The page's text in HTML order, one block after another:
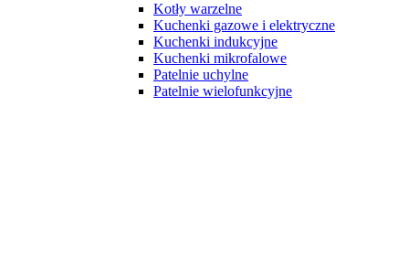
Kotły warzelne
Kuchenki gazowe i elektryczne
Kuchenki indukcyjne
Kuchenki mikrofalowe
Patelnie uchylne
Patelnie wielofunkcyjne